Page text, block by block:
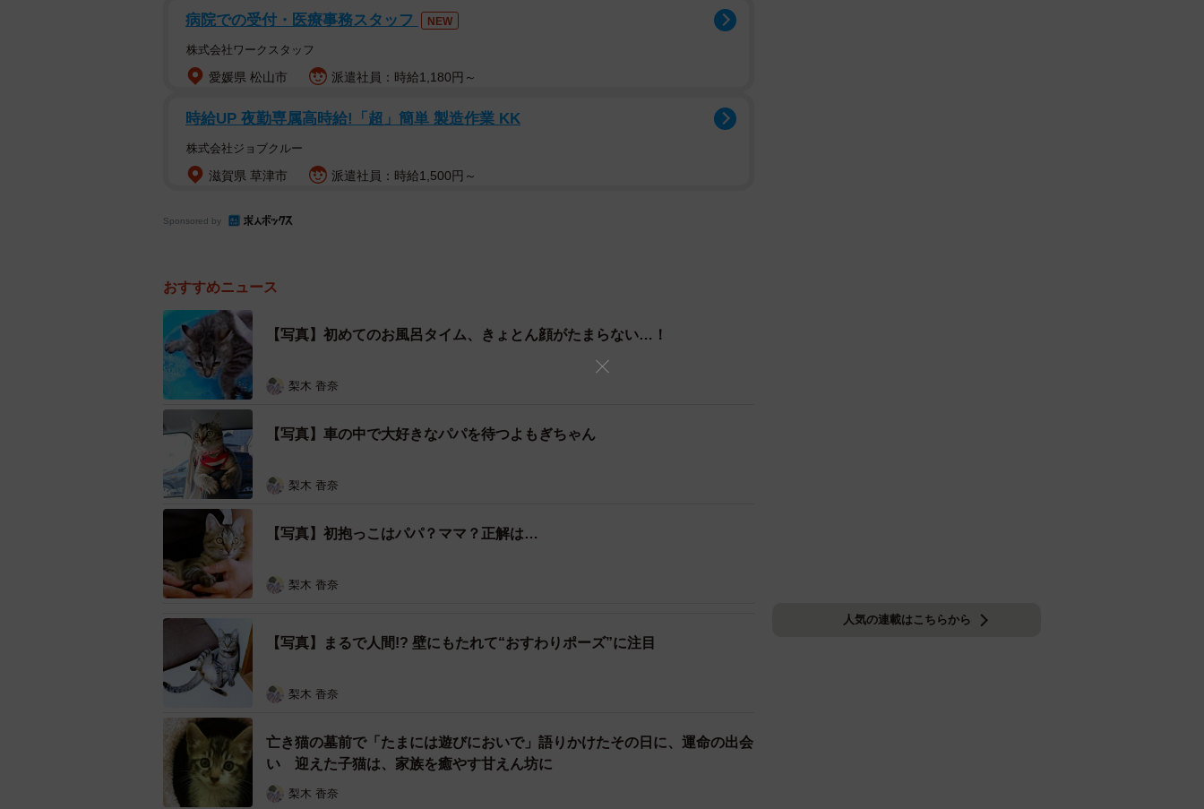
れないけど、ひどいことをするな』と怒りがこみ上げました。翌日は雪予報。娘は何度も電
話をかけてきて『どうしても置いて帰れない』と訴えてきたんです」
その子猫が、よもぎちゃんでした。飼い主さんの心はすでに決まっていましたが、家には先
住猫の「こむぎ」ちゃんと「ぽんず」ちゃんが暮らしていたため、夫の承諾を得なければな
「娘には、電話口で『ワクチンや避妊手術は自分で責任を持つ』と約束させ、夫はOKを出
しばらくして、家にやって来たよもぎちゃんは、娘さんの言う通りとても人懐っこい子でし
た。
「かわいらしい声で鳴き、すぐに触ったり抱っこしたりさせてくれました。その日は祝日だ
ったため、病院へは翌日連れて行くことに。お風呂に入れると、お湯は真っ黒になりまし
た。その後は、ケージの中へ。私が家事を終わらせて、よもぎの様子を見に行くと、夫が抱
っこして座っていました（笑）」
猫カビや猫風邪も… 先住猫との関係に試行錯誤する日々
病院での受付・医療事務スタッフ NEW
株式会社ワークスタッフ
愛媛県 松山市 派遣社員：時給1,180円～
時給UP 夜勤専属高時給!「超」簡単 製造作業 KK
株式会社ジョブクルー
滋賀県 草津市 派遣社員：時給1,500円～
Sponsored by
おすすめニュース
【写真】初めてのお風呂タイム、きょとん顔がたまらない…！
梨木 香奈
【写真】車の中で大好きなパパを待つよもぎちゃん
梨木 香奈
【写真】初抱っこはパパ？ママ？正解は…
梨木 香奈
【写真】まるで人間!? 壁にもたれて“おすわりポーズ”に注目
梨木 香奈
亡き猫の墓前で「たまには遊びにおいで」語りかけたその日に、運命の出会
い 迎えた子猫は、家族を癒やす甘えん坊に
梨木 香奈
人気の連載はこちらから